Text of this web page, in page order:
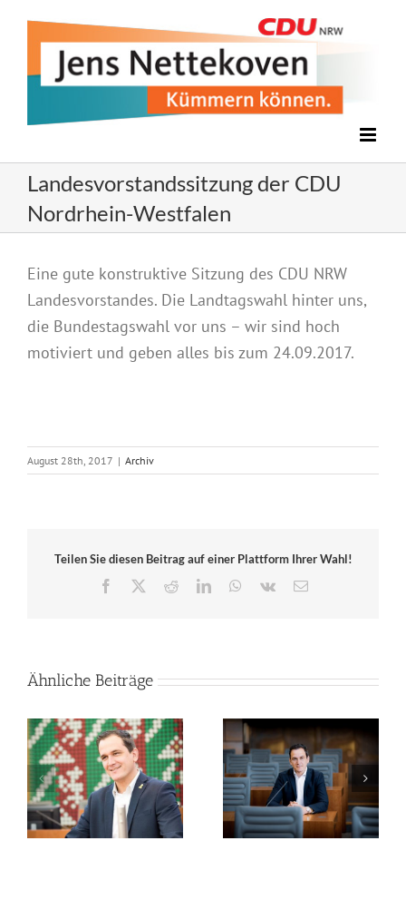
Landesvorstandssitzung der CDU
Nordrhein-Westfalen
grösseres
Bild
Eine gute konstruktive Sitzung des CDU NRW
Landesvorstandes. Die Landtagswahl hinter uns,
die Bundestagswahl vor uns – wir sind hoch
motiviert und geben alles bis zum 24.09.2017.
August 28th, 2017 | Archiv
Teilen Sie diesen Beitrag auf einer Plattform Ihrer Wahl!
Facebook
RedditLinkedInWhatsApp
Vk
E-
Ähnliche Beiträge
Mein Statement:
Olympische und
Paralympische Spiele
sollen an Rhein und
Ruhr stattfinden
Mein Statement zu den
Finals Rhein-Ruhr
2020